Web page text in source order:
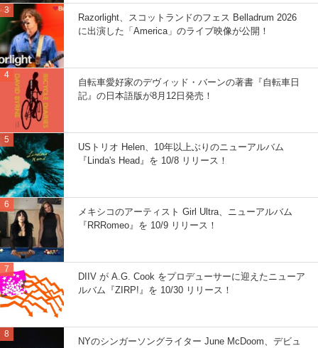
Razorlight、スコットランドのフェス Belladrum 2026
に出演した「America」のライブ映像が公開！
自転車愛好家のデヴィッド・バーンの著書『自転車日
記』の日本語版が8月12日発売！
USトリオ Helen、10年以上ぶりのニューアルバム
『Linda's Head』を 10/8 リリース！
メキシコのアーティスト Girl Ultra、ニューアルバム
『RRRomeo』を 10/9 リリース！
DIIV が A.G. Cook をプロデューサーに迎えたニューア
ルバム『ZIRP!』を 10/30 リリース！
NYのシンガーソングライター June McDoom、デビュ